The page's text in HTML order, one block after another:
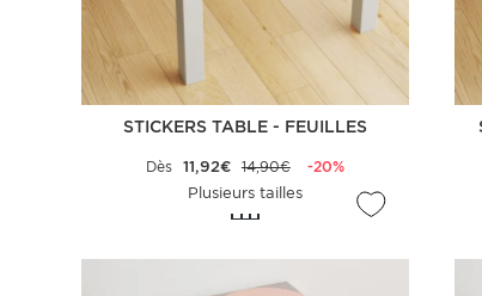
STICKERS TABLE - FEUILLES
Dès 11,92€ 14,90€
-20%
Plusieurs tailles